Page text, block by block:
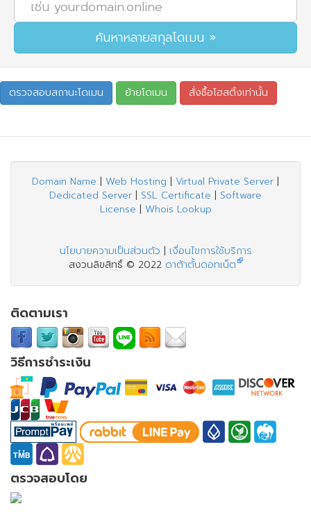
Domain Name | Web Hosting | Virtual Private Server |
Dedicated Server | SSL Certificate | Software
License | Whois Lookup
นโยบายความเป็นส่วนตัว | เงื่อนไขการใช้บริการ
สงวนลิขสิทธิ์ © 2022 ดาต้าตั้นดอทเน็ต
ติดตามเรา
วิธีการชำระเงิน
ตรวจสอบโดย